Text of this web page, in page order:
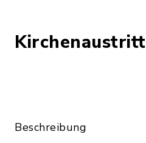
Kirchenaustritt
Beschreibung